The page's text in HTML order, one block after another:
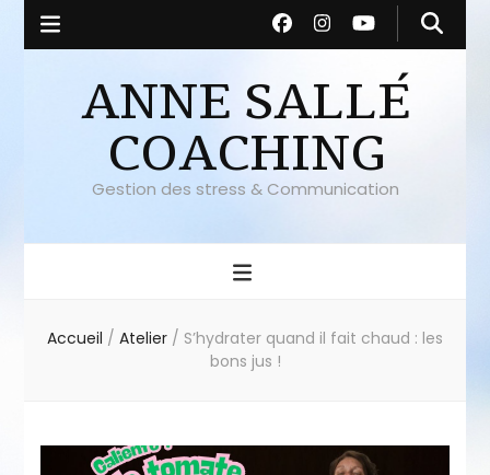
ANNE SALLÉ
COACHING
Gestion des stress & Communication
Accueil / Atelier / S’hydrater quand il fait chaud : les
bons jus !